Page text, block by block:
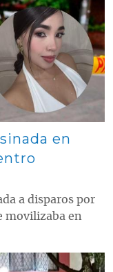
en
a disparos por
movilizaba en